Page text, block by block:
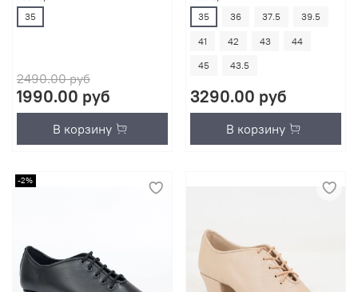
35
2490.00 руб
1990.00 руб
В корзину
35
36 37.5 39.5
41 42 43 44
45 43.5
3290.00 руб
В корзину
-2%